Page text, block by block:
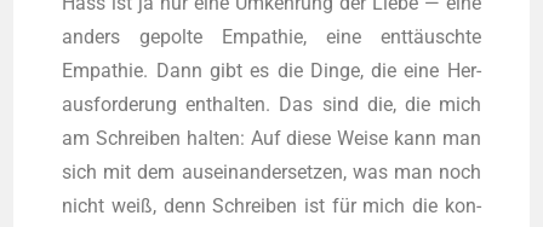
anders gepol­te Empa­thie, eine ent­täusch­te
Empa­thie. Dann gibt es die Din­ge, die eine Her­
aus­for­de­rung ent­hal­ten. Das sind die, die mich
am Schrei­ben hal­ten: Auf die­se Wei­se kann man
sich mit dem aus­ein­an­der­set­zen, was man noch
nicht weiß, denn Schrei­ben ist für mich die kon­